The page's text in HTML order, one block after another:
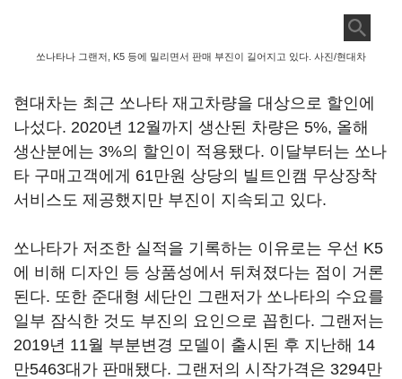
쏘나타나 그랜저, K5 등에 밀리면서 판매 부진이 길어지고 있다. 사진/현대차
현대차는 최근 쏘나타 재고차량을 대상으로 할인에
나섰다. 2020년 12월까지 생산된 차량은 5%, 올해
생산분에는 3%의 할인이 적용됐다. 이달부터는 쏘나
타 구매고객에게 61만원 상당의 빌트인캠 무상장착
서비스도 제공했지만 부진이 지속되고 있다.
쏘나타가 저조한 실적을 기록하는 이유로는 우선 K5
에 비해 디자인 등 상품성에서 뒤쳐졌다는 점이 거론
된다. 또한 준대형 세단인 그랜저가 쏘나타의 수요를
일부 잠식한 것도 부진의 요인으로 꼽힌다. 그랜저는
2019년 11월 부분변경 모델이 출시된 후 지난해 14
만5463대가 판매됐다. 그랜저의 시작가격은 3294만